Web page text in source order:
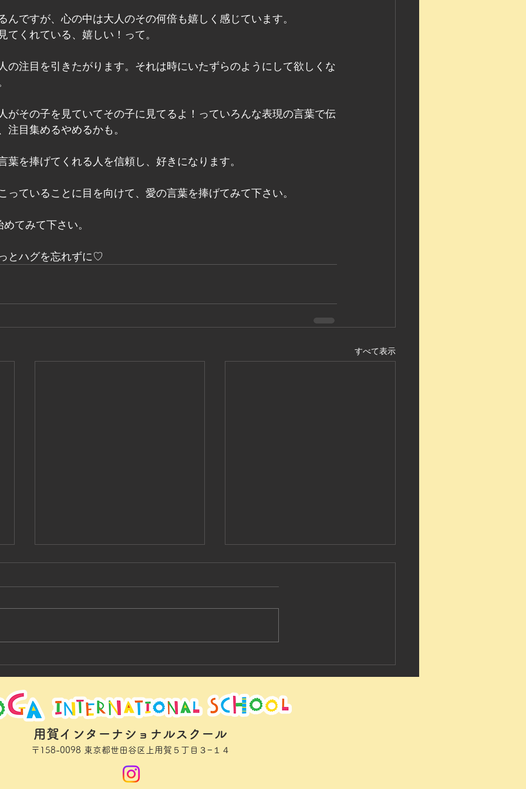
んですが、心の中は大人のその何倍も嬉しく感じています。
てくれている、嬉しい！って。
の注目を引きたがります。それは時にいたずらのようにして欲しくな
がその子を見ていてその子に見てるよ！っていろんな表現の言葉で伝
注目集めるやめるかも。
葉を捧げてくれる人を信頼し、好きになります。
っていることに目を向けて、愛の言葉を捧げてみて下さい。
てみて下さい。
とハグを忘れずに♡
すべて表示
Memories of Golden week 🥤
Ms.Rui
用賀インターナショナルスクール
〒158-0098 東京都世田谷区上用賀５丁目３−１４